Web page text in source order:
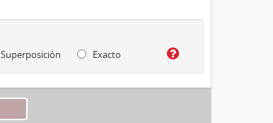
Superposición
Exacto